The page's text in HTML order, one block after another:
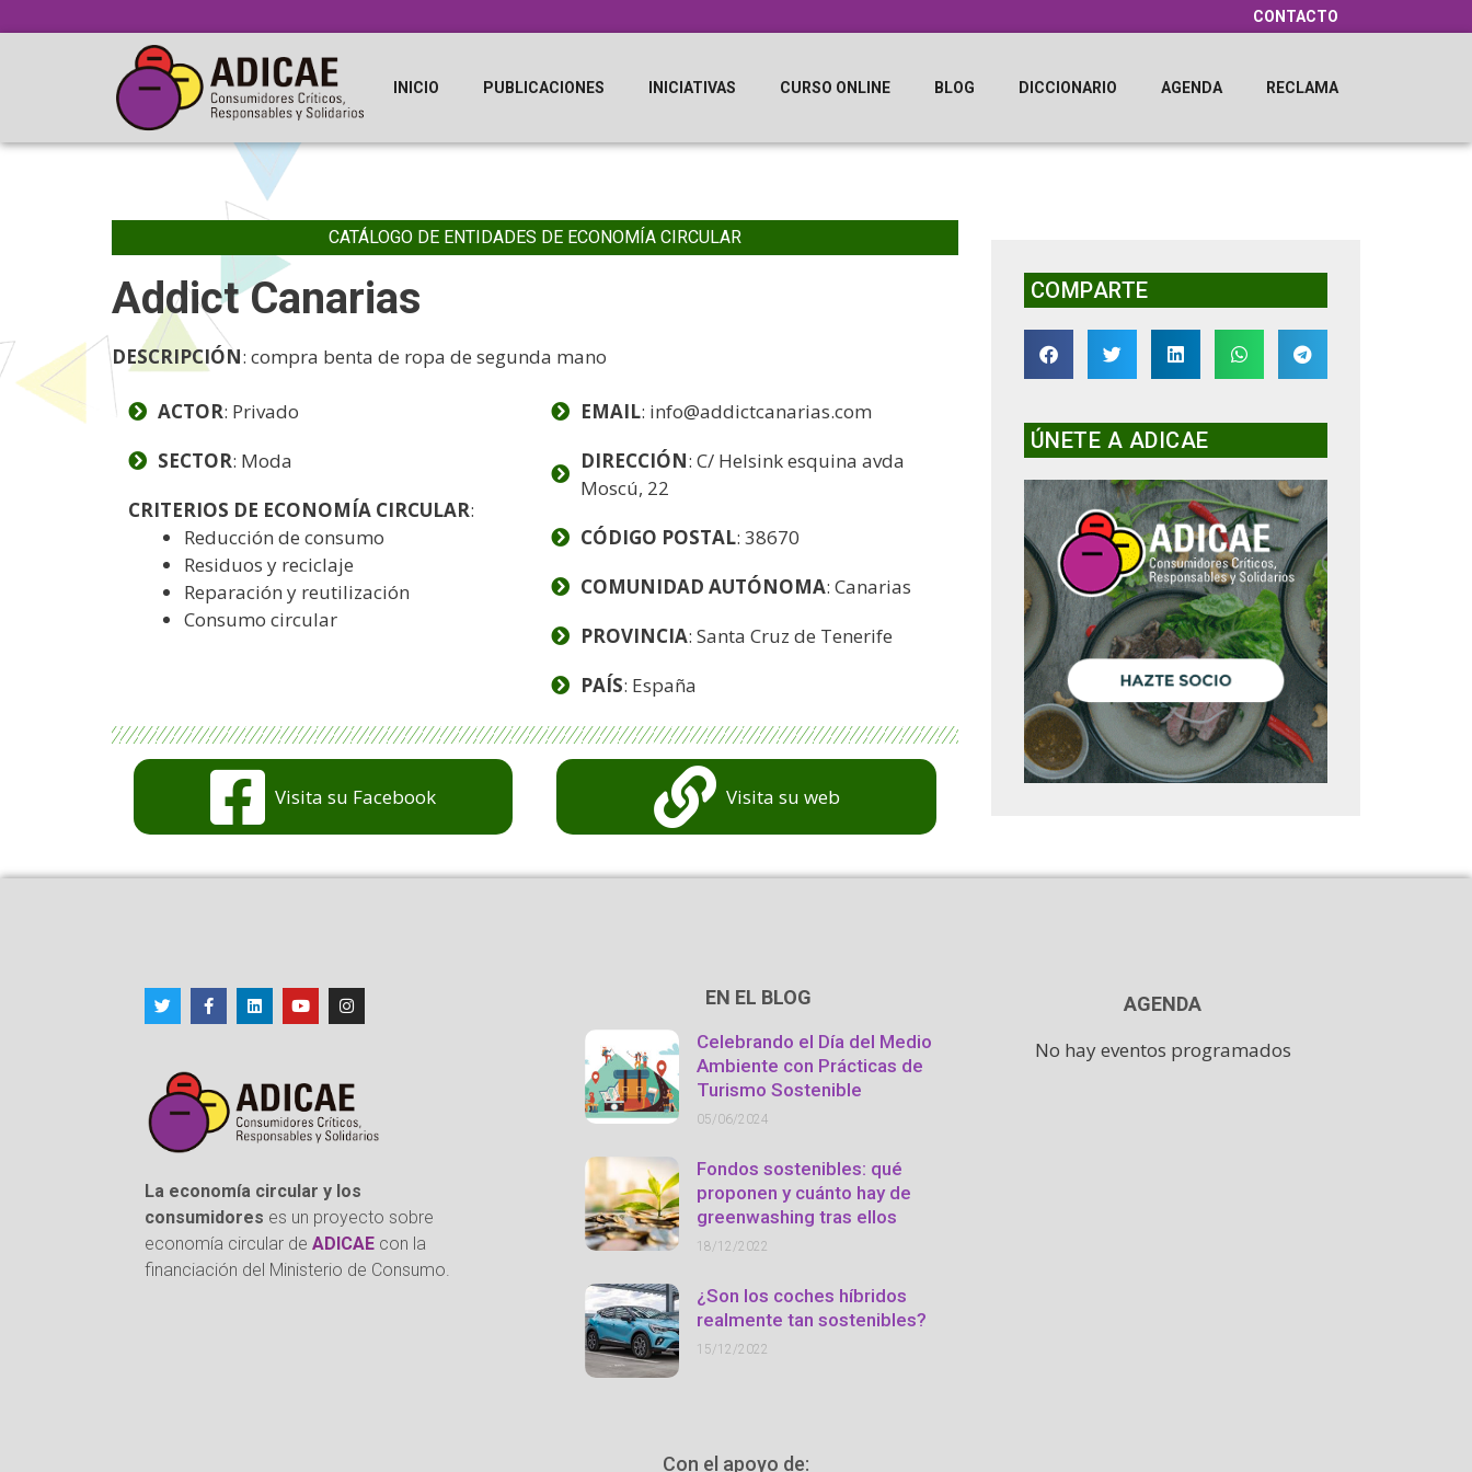
CONTACTO
INICIO PUBLICACIONES INICIATIVAS CURSO ONLINE BLOG DICCIONARIO AGENDA RECLAMA
CATÁLOGO DE ENTIDADES DE ECONOMÍA CIRCULAR
Addict Canarias
DESCRIPCIÓN: compra benta de ropa de segunda mano
ACTOR: Privado
SECTOR: Moda
CRITERIOS DE ECONOMÍA CIRCULAR:
Reducción de consumo
Residuos y reciclaje
Reparación y reutilización
Consumo circular
EMAIL: info@addictcanarias.com
DIRECCIÓN: C/ Helsink esquina avda
Moscú, 22
CÓDIGO POSTAL: 38670
COMUNIDAD AUTÓNOMA: Canarias
PROVINCIA: Santa Cruz de Tenerife
PAÍS: España
Visita su Facebook Visita su web
COMPARTE
ÚNETE A ADICAE
La economía circular y los
consumidores es un proyecto sobre
economía circular de ADICAE con la
financiación del Ministerio de Consumo.
EN EL BLOG
Celebrando el Día del Medio
Ambiente con Prácticas de
Turismo Sostenible
05/06/2024
Fondos sostenibles: qué
proponen y cuánto hay de
greenwashing tras ellos
18/12/2022
¿Son los coches híbridos
realmente tan sostenibles?
15/12/2022
AGENDA
No hay eventos programados
Con el apoyo de: